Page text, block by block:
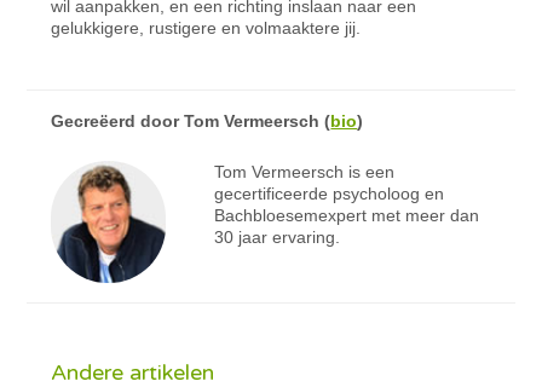
wil aanpakken, en een richting inslaan naar een
gelukkigere, rustigere en volmaaktere jij.
Gecreëerd doorTom Vermeersch (bio)
Tom Vermeersch is een
gecertificeerde psycholoog en
Bachbloesemexpert met meer dan
30 jaar ervaring.
Andere artikelen